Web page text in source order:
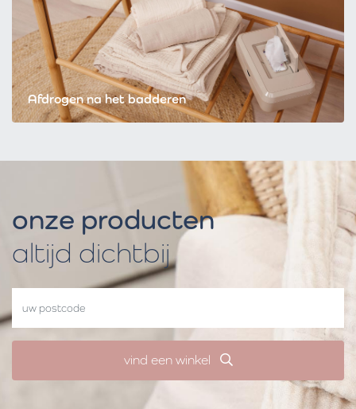
Afdrogen na het badderen
onze producten
altijd dichtbij
vind een winkel